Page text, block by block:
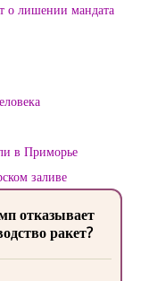
о лишении мандата
в Приморье
заливе
отказывает
ракет?